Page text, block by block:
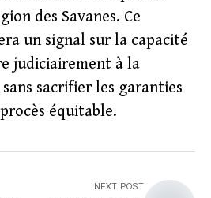
des Savanes. Ce
un signal sur la capacité
judiciairement à la
sacrifier les garanties
équitable.
NEXT POST